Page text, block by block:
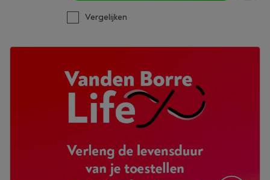
Vergelijken